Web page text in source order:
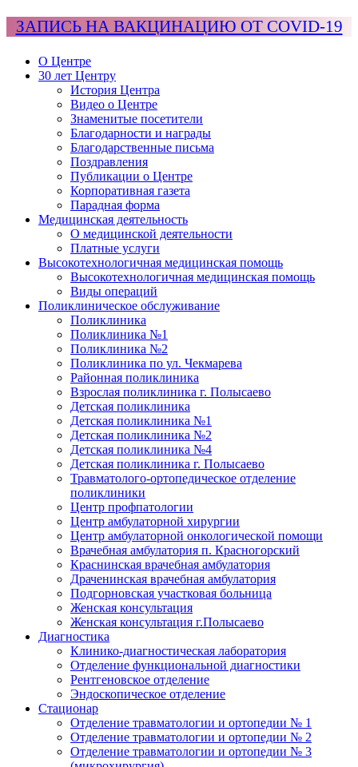
ЗАПИСЬ НА ВАКЦИНАЦИЮ ОТ COVID-19
О Центре
30 лет Центру
История Центра
Видео о Центре
Знаменитые посетители
Благодарности и награды
Благодарственные письма
Поздравления
Публикации о Центре
Корпоративная газета
Парадная форма
Медицинская деятельность
О медицинской деятельности
Платные услуги
Высокотехнологичная медицинская помощь
Высокотехнологичная медицинская помощь
Виды операций
Поликлиническое обслуживание
Поликлиника
Поликлиника №1
Поликлиника №2
Поликлиника по ул. Чекмарева
Районная поликлиника
Взрослая поликлиника г. Полысаево
Детская поликлиника
Детская поликлиника №1
Детская поликлиника №2
Детская поликлиника №4
Детская поликлиника г. Полысаево
Травматолого-ортопедическое отделение
поликлиники
Центр профпатологии
Центр амбулаторной хирургии
Центр амбулаторной онкологической помощи
Врачебная амбулатория п. Красногорский
Краснинская врачебная амбулатория
Драченинская врачебная амбулатория
Подгорновская участковая больница
Женская консультация
Женская консультация г.Полысаево
Диагностика
Клинико-диагностическая лаборатория
Отделение функциональной диагностики
Рентгеновское отделение
Эндоскопическое отделение
Стационар
Отделение травматологии и ортопедии № 1
Отделение травматологии и ортопедии № 2
Отделение травматологии и ортопедии № 3